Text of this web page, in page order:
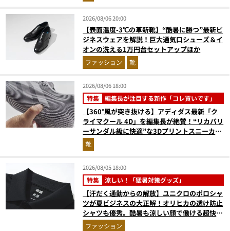
2026/08/06 20:00
【表面温度-3℃の革新靴】“酷暑に勝つ”最新ビ
ジネスウェアを解説！巨大通気口シューズ＆イ
オンの洗える1万円台セットアップほか
ファッション 靴
2026/08/06 18:00
特集 編集長が注目する新作「コレ買いです」
【360°風が突き抜ける】アディダス最新「ク
ライマクール 4D」を編集長が絶賛！“リカバリ
ーサンダル級に快適”な3Dプリントスニーカー
『コレ買いです』Vol.173
靴
2026/08/05 18:00
特集 涼しい！「猛暑対策グッズ」
【汗だく通勤からの解放】ユニクロのポロシャ
ツが夏ビジネスの大正解！オリヒカの透け防止
シャツも優秀。酷暑も涼しい顔で働ける超快適
ウエアの実力
ファッション